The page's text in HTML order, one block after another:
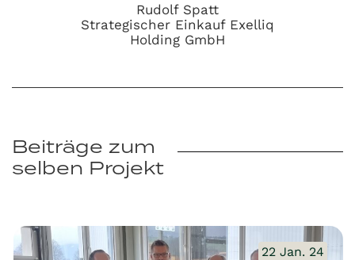
Rudolf Spatt
Strategischer Einkauf Exelliq
Holding GmbH
Beiträge zum
selben Projekt
22 Jan. 24